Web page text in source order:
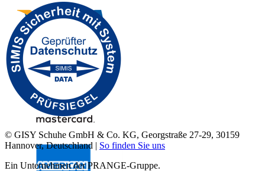
© GISY Schuhe GmbH & Co. KG, Georgstraße 27-29, 30159
Hannover, Deutschland | So finden Sie uns
Ein Unternehmen der PRANGE-Gruppe.